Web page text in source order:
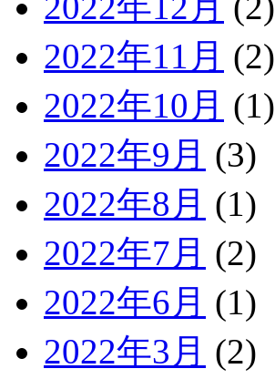
2022年11月 (2)
2022年10月 (1)
2022年9月 (3)
2022年8月 (1)
2022年7月 (2)
2022年6月 (1)
2022年3月 (2)